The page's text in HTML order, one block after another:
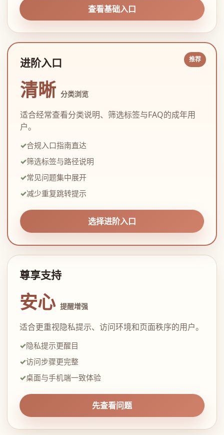
查看基础入口
进阶入口
清晰 分类浏览
适合经常查看分类说明、筛选标签与FAQ的成年用
户。
合规入口指南直达
筛选标签与路径说明
常见问题集中展开
减少重复跳转提示
选择进阶入口
尊享支持
安心 提醒增强
适合更重视隐私提示、访问环境和页面秩序的用户。
隐私提示更醒目
访问步骤更完整
桌面与手机端一致体验
先查看问题